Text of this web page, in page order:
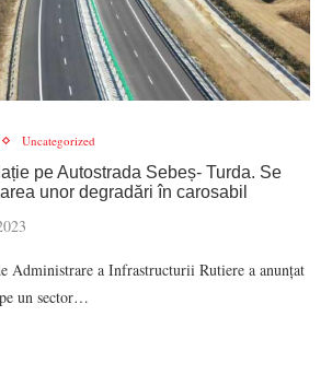
Uncategorized
pe Autostrada Sebeș- Turda. Se
unor degradări în carosabil
Administrare a Infrastructurii Rutiere a anunțat
un sector…